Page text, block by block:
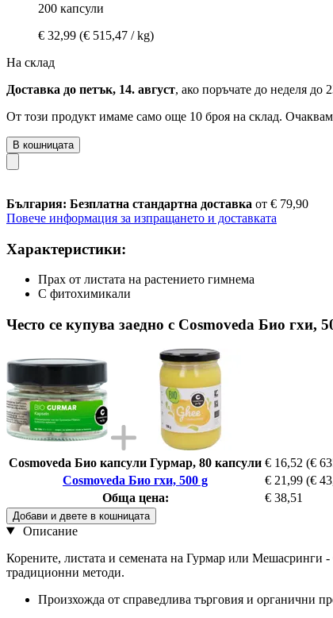
200 капсули
€ 32,99 (€ 515,47 / kg)
На склад
Доставка до петък, 14. август, ако поръчате до неделя до
От този продукт имаме само още 10 броя на склад.
В кошницата
България: Безплатна стандартна доставка от € 79,90
Повече информация за изпращането и доставката
Характеристики:
Прах от листата на растението гимнема
С фитохимикали
Често се купува заедно с Cosmoveda Био гхи,
Cosmoveda Био капсули Гурмар, 80 капсули € 16,52 (€
Cosmoveda Био гхи, 500 g
€ 21,99 (€
Обща цена:
€ 38,51
Добави и двете в кошницата
Описание
Корените, листата и семената на Гурмар или Мешасринги
традиционни методи.
Произхожда от справедлива търговия и органични